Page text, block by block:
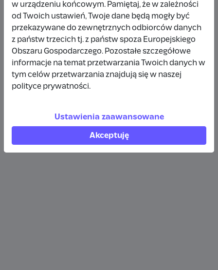
10 zł rok temu
Wpłata anonimowa
10 zł rok temu
Wpłata anonimowa
Zobacz więcej
w urządzeniu końcowym. Pamiętaj, że w zależności
od Twoich ustawień, Twoje dane będą mogły być
przekazywane do zewnętrznych odbiorców danych
z państw trzecich tj. z państw spoza Europejskiego
Obszaru Gospodarczego. Pozostałe szczegółowe
informacje na temat przetwarzania Twoich danych w
tym celów przetwarzania znajdują się w naszej
polityce prywatności.
Ustawienia zaawansowane
Akceptuję